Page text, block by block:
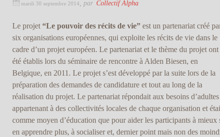
mardi 30 septembre 2014 par Collectif Alpha
Le projet “Le pouvoir des récits de vie”est un partenariat créé
six organisations européennes, qui exploite les récits de vie dans le
cadre d’un projet européen. Le partenariat et le thème du projet ont
été établis lors du séminaire de rencontre à Alden Biesen, en
Belgique, en 2011. Le projet s’est développé par la suite lors de la
préparation des demandes de candidature et tout au long de la
réalisation du projet. Le partenariat répondait aux besoins d’adultes
appartenant à des collectivités locales de chaque organisation et
comme moyen d’éducation que pour aider les participants à mieux
en apprendre plus, à socialiser et, dernier point mais non des